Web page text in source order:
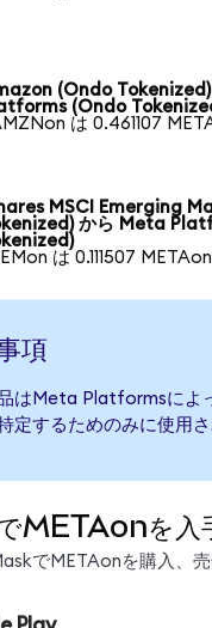
(Ondo
(Ondo
は 0.461107
MSCI Emerging
から Meta
は 0.111507
項
はMeta Platformsによ
定するためのみに使用さ
METAonを入
でMETAonを購入、